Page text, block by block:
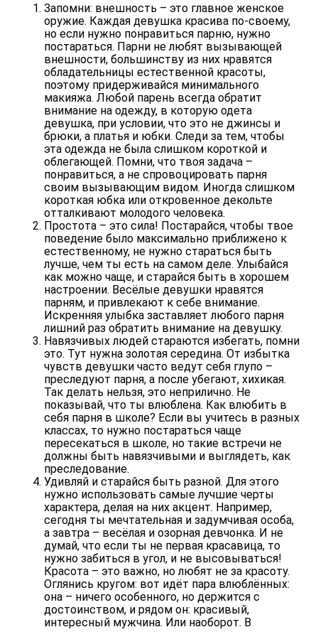
Запомни: внешность – это главное женское
оружие. Каждая девушка красива по-своему,
но если нужно понравиться парню, нужно
постараться. Парни не любят вызывающей
внешности, большинству из них нравятся
обладательницы естественной красоты,
поэтому придерживайся минимального
макияжа. Любой парень всегда обратит
внимание на одежду, в которую одета
девушка, при условии, что это не джинсы и
брюки, а платья и юбки. Следи за тем, чтобы
эта одежда не была слишком короткой и
облегающей. Помни, что твоя задача –
понравиться, а не спровоцировать парня
своим вызывающим видом. Иногда слишком
короткая юбка или откровенное декольте
отталкивают молодого человека.
Простота – это сила! Постарайся, чтобы твое
поведение было максимально приближено к
естественному, не нужно стараться быть
лучше, чем ты есть на самом деле. Улыбайся
как можно чаще, и старайся быть в хорошем
настроении. Весёлые девушки нравятся
парням, и привлекают к себе внимание.
Искренняя улыбка заставляет любого парня
лишний раз обратить внимание на девушку.
Навязчивых людей стараются избегать, помни
это. Тут нужна золотая середина. От избытка
чувств девушки часто ведут себя глупо –
преследуют парня, а после убегают, хихикая.
Так делать нельзя, это неприлично. Не
показывай, что ты влюблена. Как влюбить в
себя парня в школе? Если вы учитесь в разных
классах, то нужно постараться чаще
пересекаться в школе, но такие встречи не
должны быть навязчивыми и выглядеть, как
преследование.
Удивляй и старайся быть разной. Для этого
нужно использовать самые лучшие черты
характера, делая на них акцент. Например,
сегодня ты мечтательная и задумчивая особа,
а завтра – весёлая и озорная девчонка. И не
думай, что если ты не первая красавица, то
нужно забиться в угол, и не высовываться!
Красота – это важно, но любят не за красоту.
Оглянись кругом: вот идёт пара влюблённых:
она – ничего особенного, но держится с
достоинством, и рядом он: красивый,
интересный мужчина. Или наоборот. В